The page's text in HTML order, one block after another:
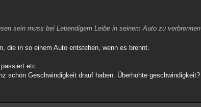
sein muss bei Lebendigem Leibe in seinem Auto zu verbrennen
die in so einem Auto entstehen, wenn es brennt.
etc.
schön Geschwindigkeit drauf haben. Überhöhte geschwindigkeit?